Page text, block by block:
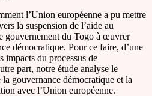
l’Union européenne a pu mettre
la suspension de l’aide au
gouvernement du Togo à œuvrer
démocratique. Pour ce faire, d’une
impacts du processus de
part, notre étude analyse le
gouvernance démocratique et la
avec l’Union européenne.